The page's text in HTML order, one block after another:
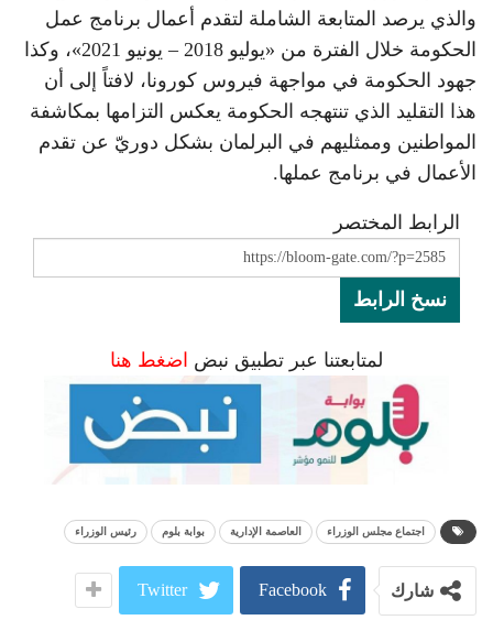
والذي يرصد المتابعة الشاملة لتقدم أعمال برنامج عمل
الحكومة خلال الفترة من «يوليو 2018 – يونيو 2021»، وكذا
جهود الحكومة في مواجهة فيروس كورونا، لافتاً إلى أن
هذا التقليد الذي تنتهجه الحكومة يعكس التزامها بمكاشفة
المواطنين وممثليهم في البرلمان بشكل دوريّ عن تقدم
الأعمال في برنامج عملها.
الرابط المختصر
نسخ الرابط
لمتابعتنا عبر تطبيق نبض اضغط هنا
اجتماع مجلس الوزراء العاصمة الإدارية بوابة بلوم رئيس الوزراء
شارك Facebook
Twitter